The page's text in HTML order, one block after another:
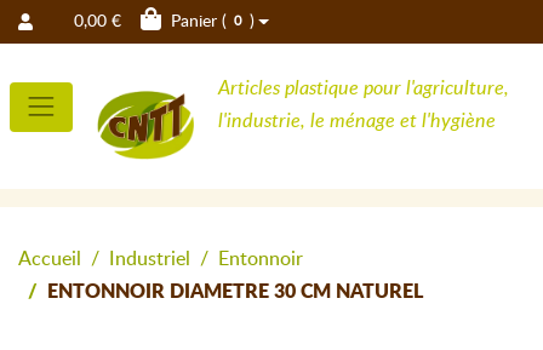
0,00 € Panier ( 0 )
Articles plastique pour l'agriculture,
l'industrie, le ménage et l'hygiène
Accueil Industriel
Entonnoir
ENTONNOIR DIAMETRE 30 CM NATUREL